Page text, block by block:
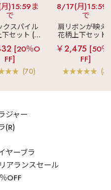
)15:59ま
で
クスパイル
セット (男
用サイズ)
[20％O
FF]
(70)
8/17(月)15:59
で
肩リボンが映え
花柄上下セット
メニーフラワー
ングパンツ 上下
ット
￥2,475 [50
FF]
(3)
ジャー
(R)
ヤーブラ
アランスセール
OFF